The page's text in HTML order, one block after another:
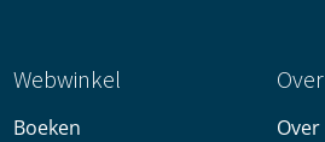
Webwinkel
Boeken
Over